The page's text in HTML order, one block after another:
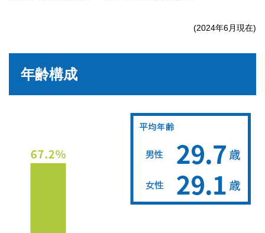
(2024年6月現在)
年齢構成